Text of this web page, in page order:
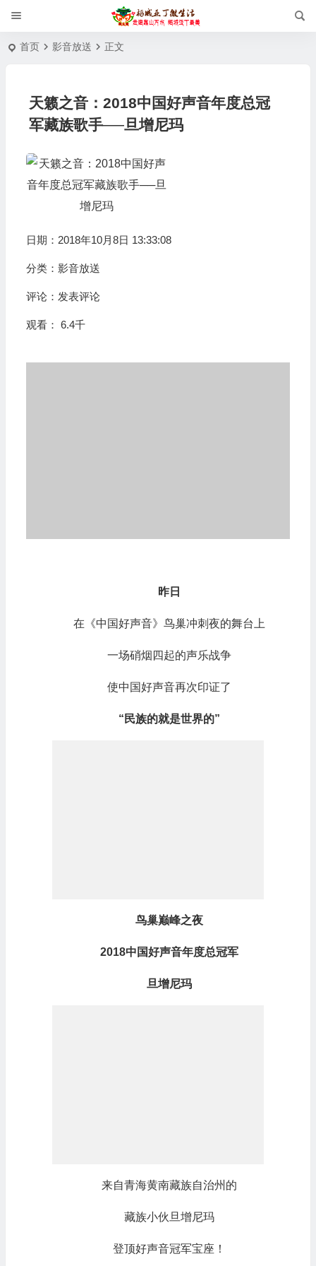
首页 影音放送 正文
天籁之音：2018中国好声音年度总冠
军藏族歌手──旦增尼玛
日期：2018年10月8日 13:33:08
分类： 影音放送
评论： 发表评论
观看： 6.4千
昨日
在《中国好声音》鸟巢冲刺夜的舞台上
一场硝烟四起的声乐战争
使中国好声音再次印证了
“民族的就是世界的”
鸟巢巅峰之夜
2018中国好声音年度总冠军
旦增尼玛
来自青海黄南藏族自治州的
藏族小伙旦增尼玛
登顶好声音冠军宝座！